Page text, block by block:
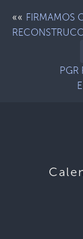
«« FIRMAMOS
PGR